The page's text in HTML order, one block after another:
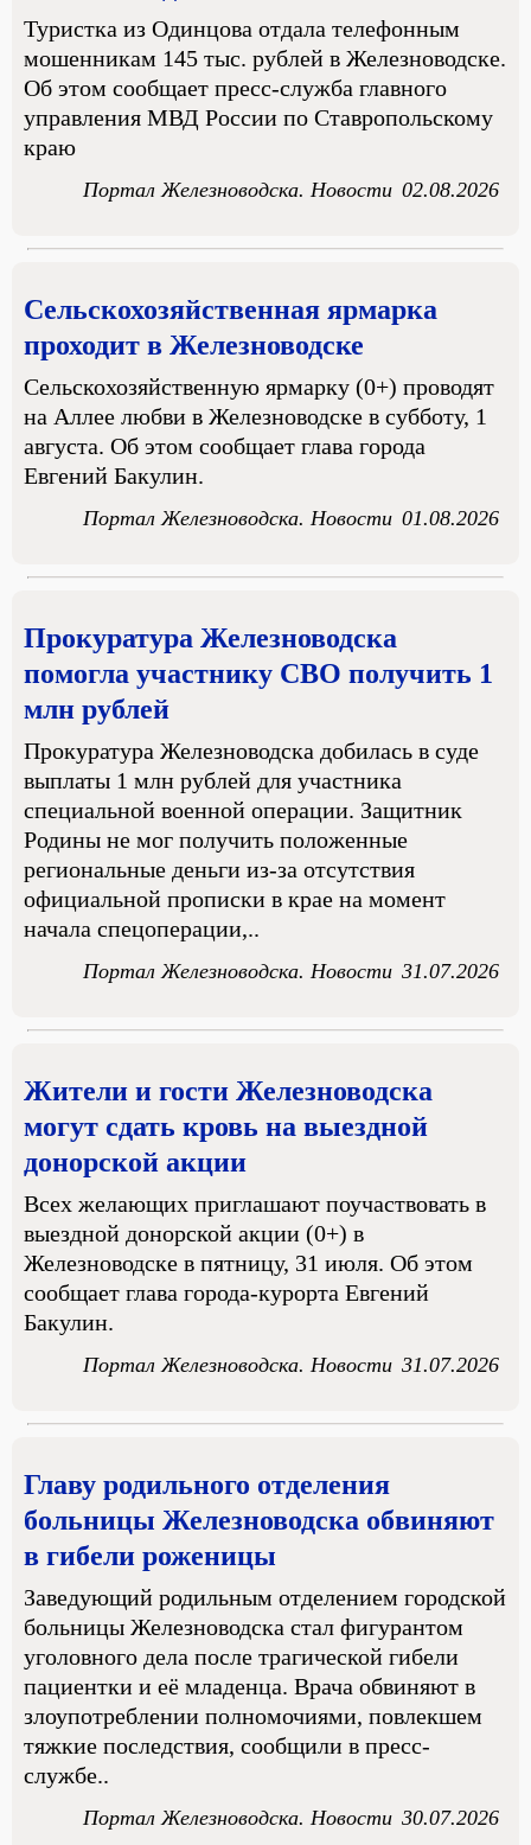
Туристка из Одинцова отдала телефонным
мошенникам 145 тыс. рублей в Железноводске.
Об этом сообщает пресс-служба главного
управления МВД России по Ставропольскому
краю
Портал Железноводска. Новости 02.08.2026
Сельскохозяйственная ярмарка
проходит в Железноводске
Сельскохозяйственную ярмарку (0+) проводят
на Аллее любви в Железноводске в субботу, 1
августа. Об этом сообщает глава города
Евгений Бакулин.
Портал Железноводска. Новости 01.08.2026
Прокуратура Железноводска
помогла участнику СВО получить 1
млн рублей
Прокуратура Железноводска добилась в суде
выплаты 1 млн рублей для участника
специальной военной операции. Защитник
Родины не мог получить положенные
региональные деньги из-за отсутствия
официальной прописки в крае на момент
начала спецоперации,..
Портал Железноводска. Новости 31.07.2026
Жители и гости Железноводска
могут сдать кровь на выездной
донорской акции
Всех желающих приглашают поучаствовать в
выездной донорской акции (0+) в
Железноводске в пятницу, 31 июля. Об этом
сообщает глава города-курорта Евгений
Бакулин.
Портал Железноводска. Новости 31.07.2026
Главу родильного отделения
больницы Железноводска обвиняют
в гибели роженицы
Заведующий родильным отделением городской
больницы Железноводска стал фигурантом
уголовного дела после трагической гибели
пациентки и её младенца. Врача обвиняют в
злоупотреблении полномочиями, повлекшем
тяжкие последствия, сообщили в пресс-
службе..
Портал Железноводска. Новости 30.07.2026